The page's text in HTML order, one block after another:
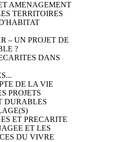
AMENAGEMENT
TERRITOIRES
– UN PROJET DE
?
DANS
DE LA VIE
PROJETS
DURABLES
ET PRECARITE
ET LES
DU VIVRE